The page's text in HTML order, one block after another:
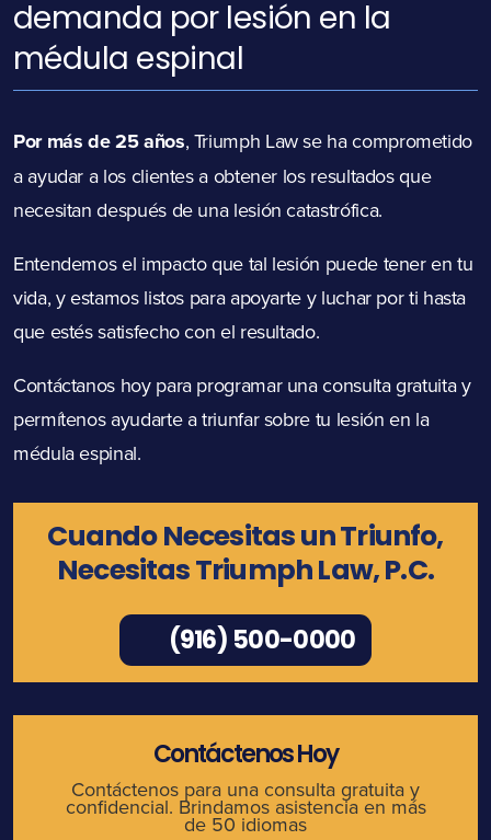
demanda por lesión en la
médula espinal
Por más de 25 años, Triumph Law se ha comprometido
a ayudar a los clientes a obtener los resultados que
necesitan después de una lesión catastrófica.
Entendemos el impacto que tal lesión puede tener en tu
vida, y estamos listos para apoyarte y luchar por ti hasta
que estés satisfecho con el resultado.
Contáctanos hoy para programar una consulta gratuita y
permítenos ayudarte a triunfar sobre tu lesión en la
médula espinal.
Cuando Necesitas un Triunfo,
Necesitas Triumph Law, P.C.
(916) 500-0000
Contáctenos Hoy
Contáctenos para una consulta gratuita y
confidencial. Brindamos asistencia en más
de 50 idiomas